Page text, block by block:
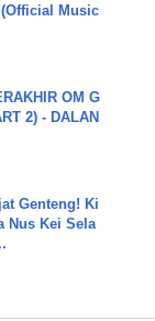
(Official Music
OM G
2) - DALAN
Genteng! Ki
Nus Kei Sela